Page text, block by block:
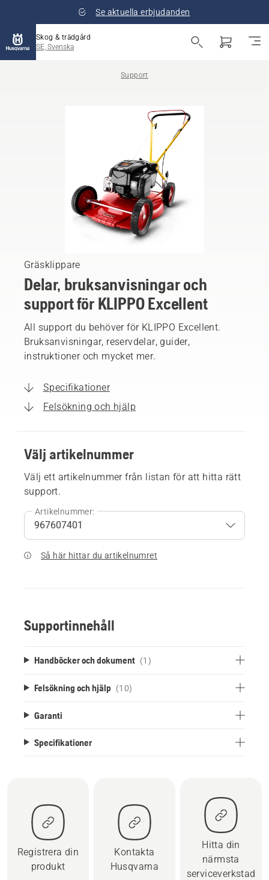
Se aktuella erbjudanden
Skog & trädgård
SE, Svenska
Support
Gräsklippare
Delar, bruksanvisningar och
support för KLIPPO Excellent
All support du behöver för KLIPPO Excellent.
Bruksanvisningar, reservdelar, guider,
instruktioner och mycket mer.
Specifikationer
Felsökning och hjälp
Välj artikelnummer
Välj ett artikelnummer från listan för att hitta rätt
support.
Artikelnummer:
Så här hittar du artikelnumret
Supportinnehåll
Handböcker och dokument (1)
Felsökning och hjälp (10)
Garanti
Specifikationer
Registrera din
produkt
Kontakta
Husqvarna
Hitta din
närmsta
serviceverkstad